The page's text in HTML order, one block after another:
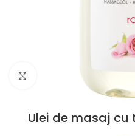
Click to enlarge
Ulei de masaj